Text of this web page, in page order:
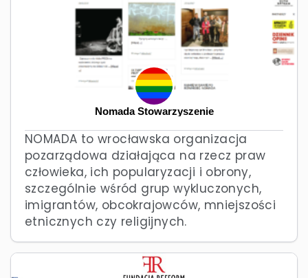
Nomada Stowarzyszenie
NOMADA to wrocławska organizacja
pozarządowa działająca na rzecz praw
człowieka, ich popularyzacji i obrony,
szczególnie wśród grup wykluczonych,
imigrantów, obcokrajowców, mniejszości
etnicznych czy religijnych.